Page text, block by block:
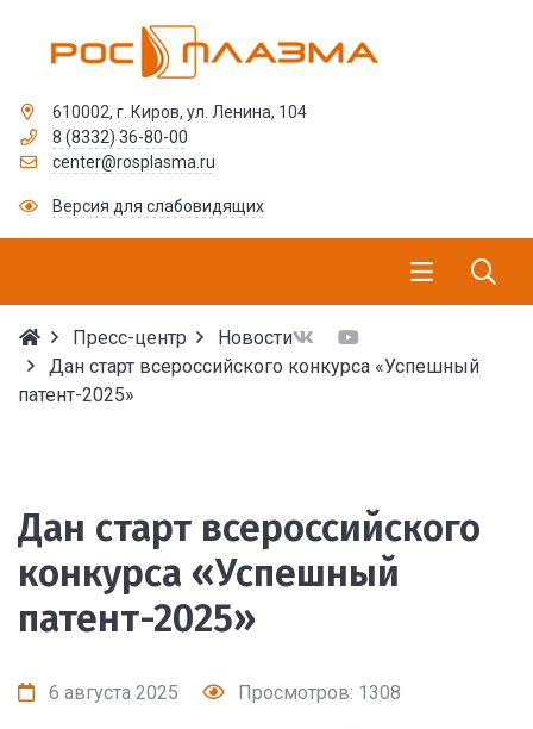
610002, г. Киров, ул. Ленина, 104
8 (8332) 36-80-00
center@rosplasma.ru
Версия для слабовидящих
Пресс-центр
Новости
Дан старт всероссийского конкурса «Успешный
патент-2025»
Дан старт всероссийского
конкурса «Успешный
патент-2025»
6 августа 2025 Просмотров: 1308